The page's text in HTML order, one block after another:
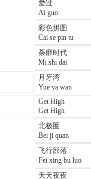
爱过
Ai guo
彩色拼图
Cai se pin tu
荼靡时代
Mi shi dai
月牙湾
Yue ya wan
Get High
Get High
北极圈
Bei ji quan
飞行部落
Fei xing bu luo
天天夜夜